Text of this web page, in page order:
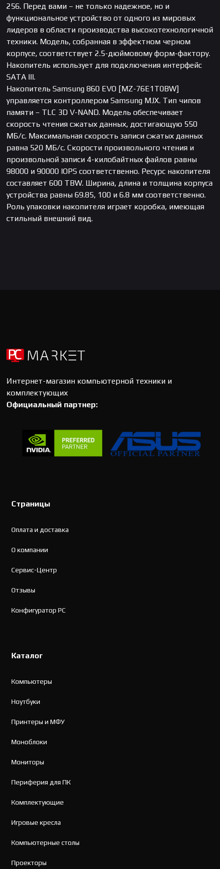
256. Перед вами – не только надежное, но и
функциональное устройство от одного из мировых
лидеров в области производства высокотехнологичной
техники. Модель, собранная в эффектном черном
корпусе, соответствует 2.5-дюймовому форм-фактору.
Накопитель использует для подключения интерфейс
SATA III.
Накопитель Samsung 860 EVO [MZ-76E1T0BW]
управляется контроллером Samsung MJX. Тип чипов
памяти – TLC 3D V-NAND. Модель обеспечивает
скорость чтения сжатых данных, достигающую 550
МБ/с. Максимальная скорость записи сжатых данных
равна 520 МБ/с. Скорости произвольного чтения и
произвольной записи 4-килобайтных файлов равны
98000 и 90000 IOPS соответственно. Ресурс накопителя
составляет 600 TBW. Ширина, длина и толщина корпуса
устройства равны 69.85, 100 и 6.8 мм соответственно.
Роль упаковки накопителя играет коробка, имеющая
стильный внешний вид.
Интернет-магазин компьютерной техники и
комплектующих
Официальный партнер:
Страницы
Оплата и доставка
О компании
Сервис-Центр
Отзывы
Конфигуратор PC
Каталог
Компьютеры
Ноутбуки
Принтеры и МФУ
Моноблоки
Мониторы
Периферия для ПК
Комплектующие
Игровые кресла
Компьютерные столы
Проекторы